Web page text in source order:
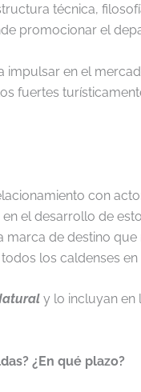
técnica,
promocionar el
en el
fuertes
con
el desarrollo de
de destino que
los caldenses en
y lo incluyan en
¿En qué plazo?